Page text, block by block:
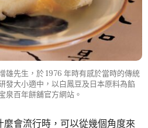
雄先生，於 1976 年時有感於當時的傳統
發大小適中，以白鳳豆及日本原料為餡
泉百年餅舖官方網站。
會流行時，可以從幾個角度來